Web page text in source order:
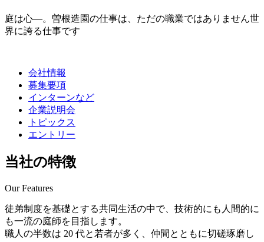
庭は心―。曽根造園の仕事は、ただの職業ではありません世
界に誇る仕事です
会社情報
募集要項
インターンなど
企業説明会
トピックス
エントリー
当社の特徴
Our Features
徒弟制度を基礎とする共同生活の中で、技術的にも人間的に
も一流の庭師を目指します。
職人の半数は 20 代と若者が多く、仲間とともに切磋琢磨し